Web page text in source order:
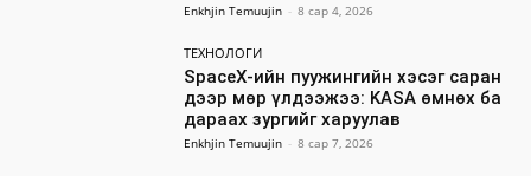
Enkhjin Temuujin - 8 сар 4, 2026
ТЕХНОЛОГИ
SpaceX-ийн пуужингийн хэсэг саран
дээр мөр үлдээжээ: KASA өмнөх ба
дараах зургийг харуулав
Enkhjin Temuujin - 8 сар 7, 2026